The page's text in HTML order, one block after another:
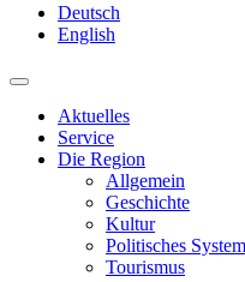
Deutsch
English
Aktuelles
Service
Die Region
Allgemein
Geschichte
Kultur
Politisches System
Tourismus